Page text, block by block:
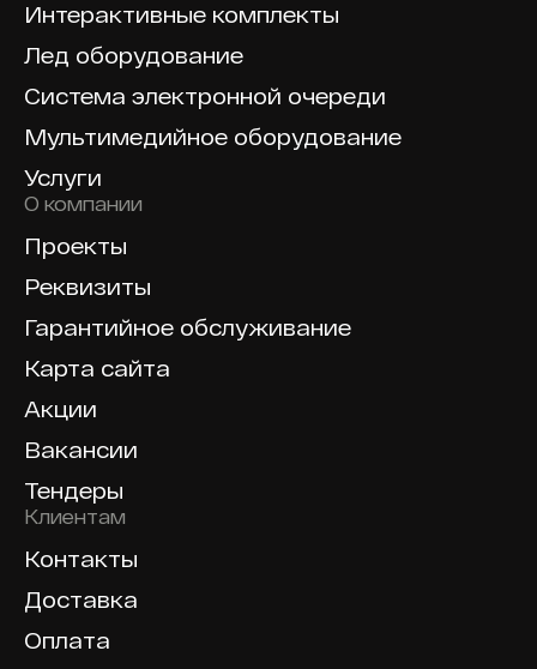
Интерактивные комплекты
Лед оборудование
Система электронной очереди
Мультимедийное оборудование
Услуги
О компании
Проекты
Реквизиты
Гарантийное обслуживание
Карта сайта
Акции
Вакансии
Тендеры
Клиентам
Контакты
Доставка
Оплата